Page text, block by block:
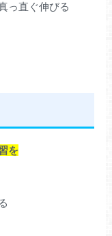
っ直ぐ伸びる
を